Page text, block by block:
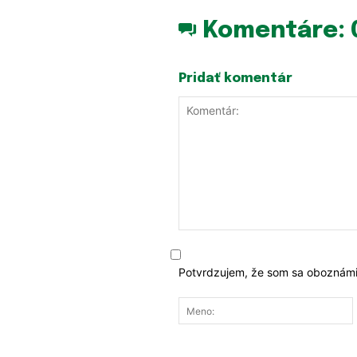
Komentáre:
Pridať komentár
Potvrdzujem, že som sa